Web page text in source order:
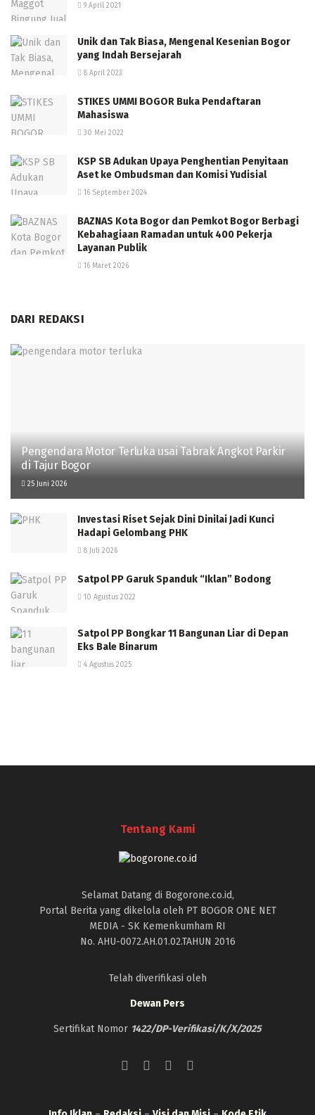
9 April 2021
Unik dan Tak Biasa, Mengenal Kesenian Bogor
yang Indah Bersejarah
8 April 2023
STIKES UMMI BOGOR Buka Pendaftaran
Mahasiswa
30 Mei 2022
KSP SB Adukan Upaya Penghentian Penyitaan
Aset ke Ombudsman dan Komisi Yudisial
16 September 2024
BAZNAS Kota Bogor dan Pemkot Bogor Berbagi
Kebahagiaan Ramadan untuk 400 Pekerja
Layanan Publik
16 Maret 2026
DARI REDAKSI
Pengendara Motor Terluka usai Tabrak Angkot Parkir
di Tajur Bogor
25 Juni 2026
Investasi Riset Sejak Dini Dinilai Jadi Kunci
Hadapi Gelombang PHK
8 Juli 2026
Satpol PP Garuk Spanduk “Iklan” Bodong
10 Agustus 2022
Satpol PP Bongkar 11 Bangunan Liar di Depan
Eks Bale Binarum
4 Agustus 2025
Tentang Kami
Selamat Datang di Bogorone.co.id,
Portal Berita yang dikelola oleh PT BOGOR ONE NET
MEDIA - SK Kemenkumham RI
No. AHU-0072.AH.01.02.TAHUN 2016
Telah diverifikasi oleh
Dewan Pers
Sertifikat Nomor 1422/DP-Verifikasi/K/X/2025